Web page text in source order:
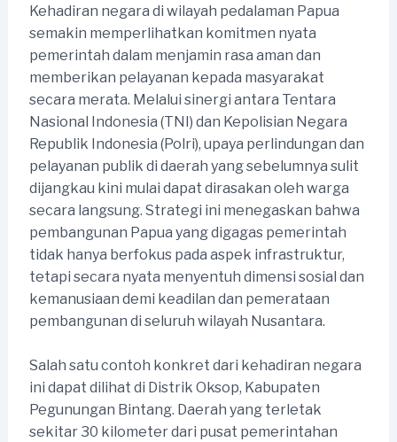
Kehadiran negara di wilayah pedalaman Papua
semakin memperlihatkan komitmen nyata
pemerintah dalam menjamin rasa aman dan
memberikan pelayanan kepada masyarakat
secara merata. Melalui sinergi antara Tentara
Nasional Indonesia (TNI) dan Kepolisian Negara
Republik Indonesia (Polri), upaya perlindungan dan
pelayanan publik di daerah yang sebelumnya sulit
dijangkau kini mulai dapat dirasakan oleh warga
secara langsung. Strategi ini menegaskan bahwa
pembangunan Papua yang digagas pemerintah
tidak hanya berfokus pada aspek infrastruktur,
tetapi secara nyata menyentuh dimensi sosial dan
kemanusiaan demi keadilan dan pemerataan
pembangunan di seluruh wilayah Nusantara.
Salah satu contoh konkret dari kehadiran negara
ini dapat dilihat di Distrik Oksop, Kabupaten
Pegunungan Bintang. Daerah yang terletak
sekitar 30 kilometer dari pusat pemerintahan